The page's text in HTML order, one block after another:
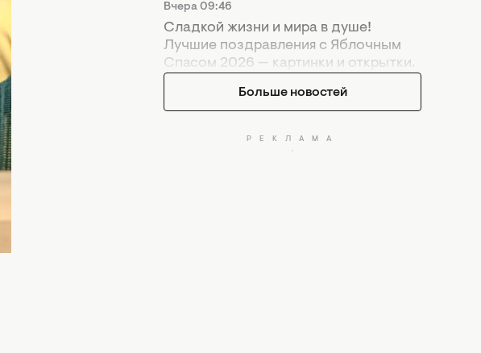
Вчера 09:46
Сладкой жизни и мира в душе!
Лучшие поздравления с Яблочным
Спасом 2026 — картинки и открытки.
Больше новостей